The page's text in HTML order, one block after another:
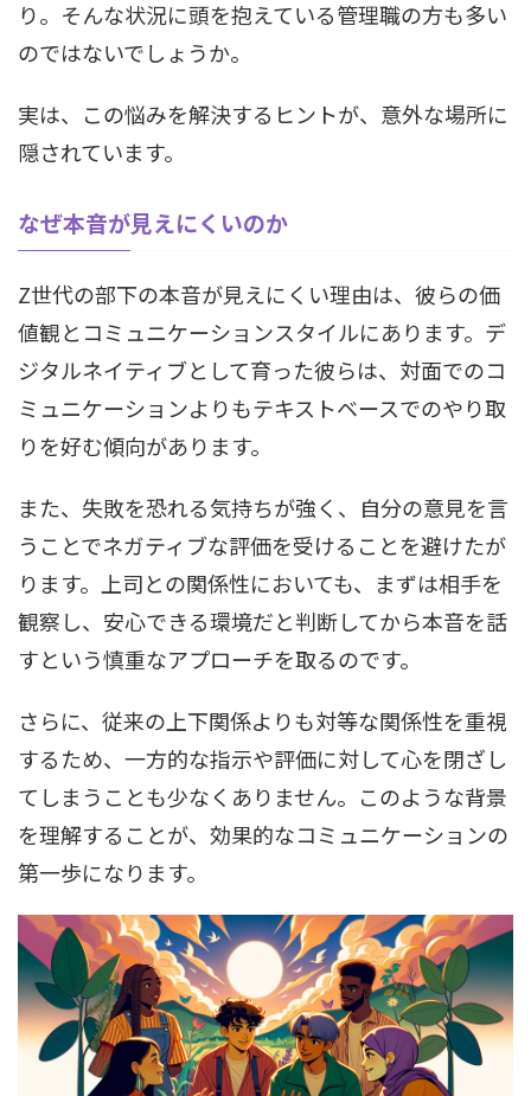
り。そんな状況に頭を抱えている管理職の方も多い
のではないでしょうか。
実は、この悩みを解決するヒントが、意外な場所に
隠されています。
なぜ本音が見えにくいのか
Z世代の部下の本音が見えにくい理由は、彼らの価
値観とコミュニケーションスタイルにあります。デ
ジタルネイティブとして育った彼らは、対面でのコ
ミュニケーションよりもテキストベースでのやり取
りを好む傾向があります。
また、失敗を恐れる気持ちが強く、自分の意見を言
うことでネガティブな評価を受けることを避けたが
ります。上司との関係性においても、まずは相手を
観察し、安心できる環境だと判断してから本音を話
すという慎重なアプローチを取るのです。
さらに、従来の上下関係よりも対等な関係性を重視
するため、一方的な指示や評価に対して心を閉ざし
てしまうことも少なくありません。このような背景
を理解することが、効果的なコミュニケーションの
第一歩になります。